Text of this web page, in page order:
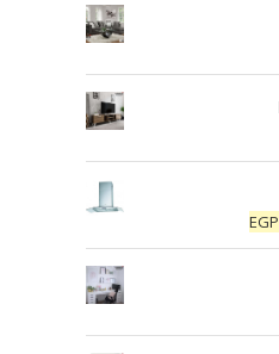
EGPالسعر
الحالي